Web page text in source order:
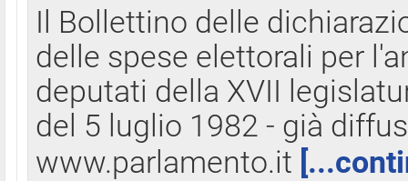
Il Bollettino delle
delle spese elettorali per
deputati della XVII
del 5 luglio 1982 - già
www.parlamento.it